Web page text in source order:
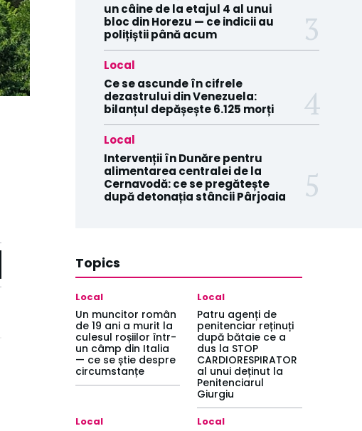
un câine de la etajul 4 al unui
bloc din Horezu — ce indicii au
polițiștii până acum
Local
Ce se ascunde în cifrele
dezastrului din Venezuela:
bilanțul depășește 6.125 morți
Local
Intervenții în Dunăre pentru
alimentarea centralei de la
Cernavodă: ce se pregătește
după detonația stâncii Pârjoaia
Topics
Local
Un muncitor român
de 19 ani a murit la
culesul roșiilor într-
un câmp din Italia
— ce se știe despre
circumstanțe
Local
Patru agenți de
penitenciar reținuți
după bătaie ce a
dus la STOP
CARDIORESPIRATOR
al unui deținut la
Penitenciarul
Giurgiu
Local Local